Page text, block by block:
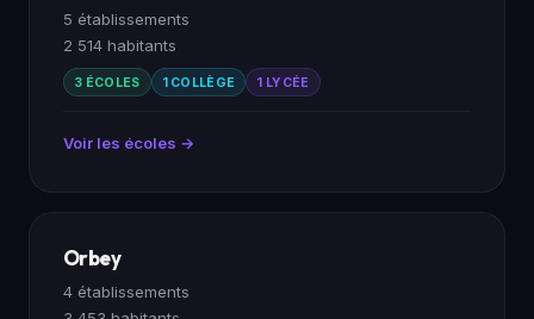
5 établissements
2 514 habitants
3 ÉCOLES 1 COLLÈGE 1 LYCÉE
Voir les écoles →
Orbey
4 établissements